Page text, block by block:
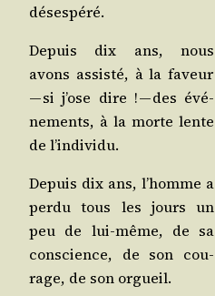
désespéré.
Depuis dix ans, nous
avons assis­té, à la faveur
— si j’ose dire ! — des évé­
ne­ments, à la morte lente
de l’individu.
Depuis dix ans, l’homme a
per­du tous les jours un
peu de lui-même, de sa
conscience, de son cou­
rage, de son orgueil.